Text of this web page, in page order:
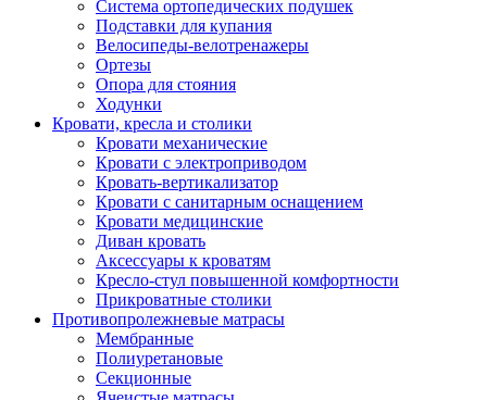
Система ортопедических подушек
Подставки для купания
Велосипеды-велотренажеры
Ортезы
Опора для стояния
Ходунки
Кровати, кресла и столики
Кровати механические
Кровати с электроприводом
Кровать-вертикализатор
Кровати с санитарным оснащением
Кровати медицинские
Диван кровать
Аксессуары к кроватям
Кресло-стул повышенной комфортности
Прикроватные столики
Противопролежневые матрасы
Мембранные
Полиуретановые
Секционные